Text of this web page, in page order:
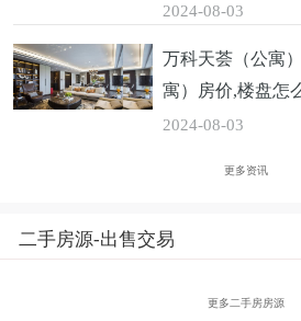
2024-08-03
万科天荟（公寓
寓）房价,楼盘怎
2024-08-03
更多资讯
二手房源-出售交易
更多二手房房源